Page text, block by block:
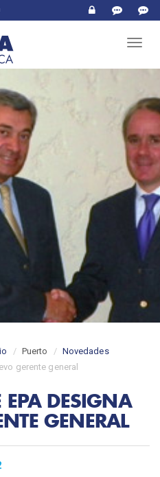
Puerto
Novedades
gerente general
EPA DESIGNA
GENERAL